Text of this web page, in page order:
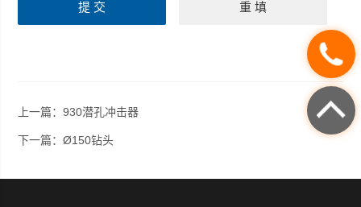
上一篇：930潜孔冲击器
下一篇：Ø150钻头